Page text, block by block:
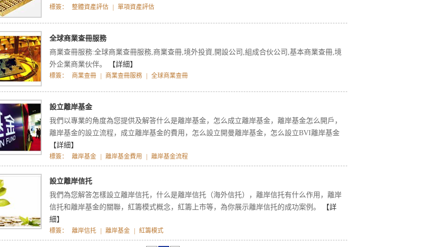
標簽： 整體資產評估 單項資產評估
全球商業查冊服務
商業查冊服務:全球商業查冊服務,商業查冊,境外投資,開設公司,組成合伙公司,基本商業查冊,境
外企業商業伙伴。
【詳細】
標簽： 商業查冊 商業查冊服務 全球商業查冊
設立離岸基金
我們以專業的角度為您提供及解答什么是離岸基金，怎么成立離岸基金，離岸基金怎么開戶，
離岸基金的設立流程，成立離岸基金的費用，怎么設立開曼離岸基金，怎么設立BVI離岸基金
【詳細】
標簽： 離岸基金 離岸基金費用 離岸基金流程
設立離岸信托
我們為您解答怎樣設立離岸信托，什么是離岸信托（海外信托），離岸信托有什么作用，離岸
信托和離岸基金的關聯，紅籌模式概念，紅籌上市等，為你展示離岸信托的成功案例。
【詳
細】
標簽： 離岸信托 離岸基金 紅籌模式